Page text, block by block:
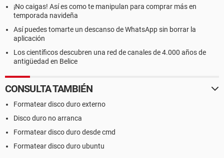
¡No caigas! Así es como te manipulan para comprar más en
temporada navideña
Así puedes tomarte un descanso de WhatsApp sin borrar la
aplicación
Los científicos descubren una red de canales de 4.000 años de
antigüedad en Belice
CONSULTA TAMBIÉN
Formatear disco duro externo
Disco duro no arranca
Formatear disco duro desde cmd
Formatear disco duro ubuntu